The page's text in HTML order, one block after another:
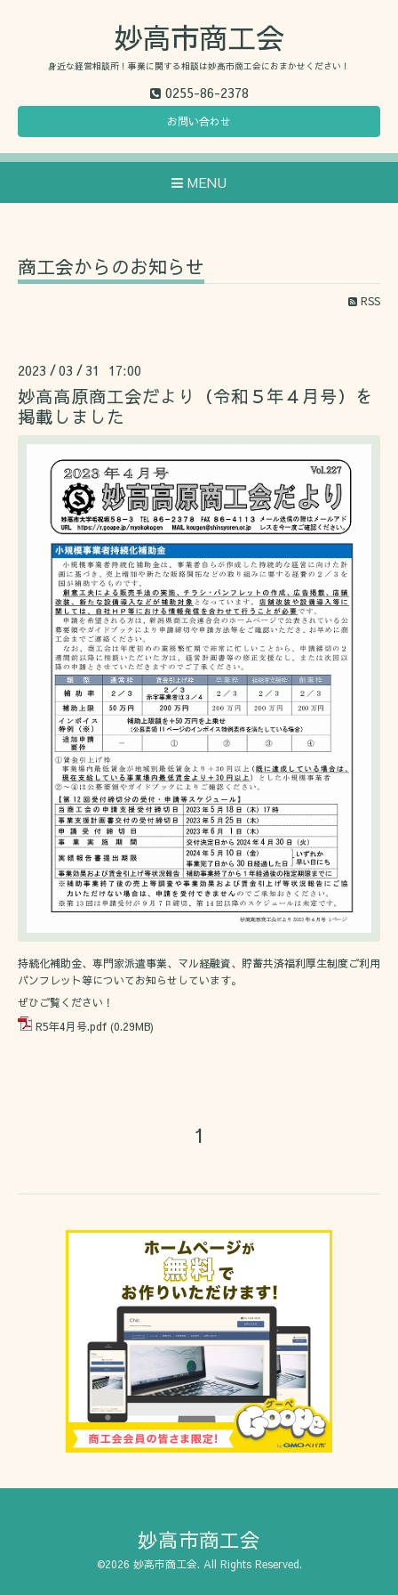
妙高市商工会
身近な経営相談所！事業に関する相談は妙高市商工会におまかせください！
0255-86-2378
お問い合わせ
MENU
商工会からのお知らせ
RSS
2023 /03 /31 17:00
妙高高原商工会だより（令和５年４月号）を
掲載しました
持続化補助金、専門家派遣事業、マル経融資、貯蓄共済福利厚生制度ご利用
パンフレット等についてお知らせしています。
ぜひご覧ください！
R5年4月号.pdf (0.29MB)
1
妙高市商工会
©2026 妙高市商工会. All Rights Reserved.